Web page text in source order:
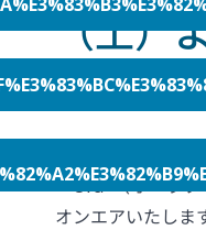
（土）
2017年07月19日
「Ora2（オーラ
オンエアいたしま